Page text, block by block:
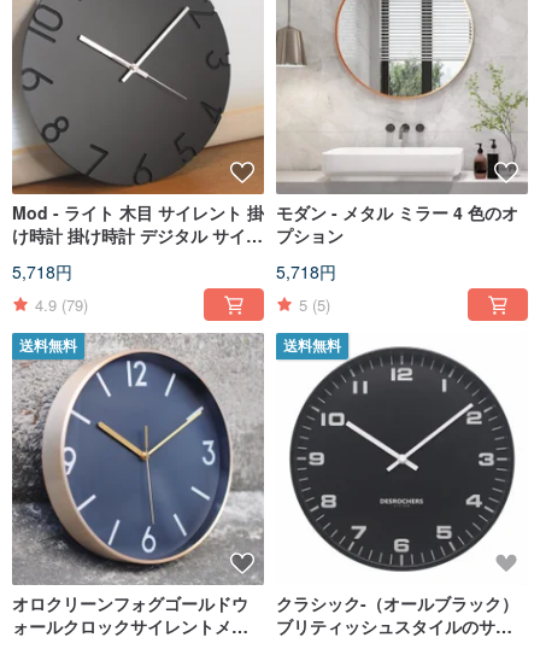
Mod - ライト 木目 サイレント 掛
け時計 掛け時計 デジタル サイレ
5,718円
4.9 (79)
モダン - メタル ミラー 4 色のオ
プション
5,718円
5 (5)
送料無料
オロクリーンフォグゴールドウ
ォールクロックサイレントメタ
送料無料
クラシック-（オールブラック）
ブリティッシュスタイルのサイ